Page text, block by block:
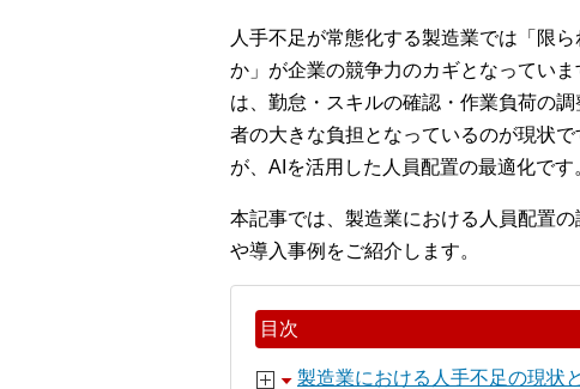
人手不足が常態化する製造業では「限
か」が企業の競争力のカギとなってい
は、勤怠・スキルの確認・作業負荷の
者の大きな負担となっているのが現状
が、AIを活用した人員配置の最適化です
本記事では、製造業における人員配置
や導入事例をご紹介します。
目次
製造業における人手不足の現状